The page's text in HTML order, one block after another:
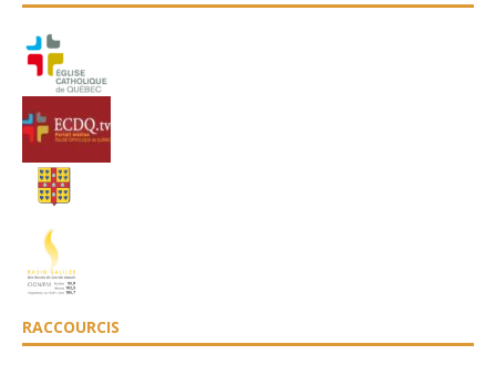
RACCOURCIS